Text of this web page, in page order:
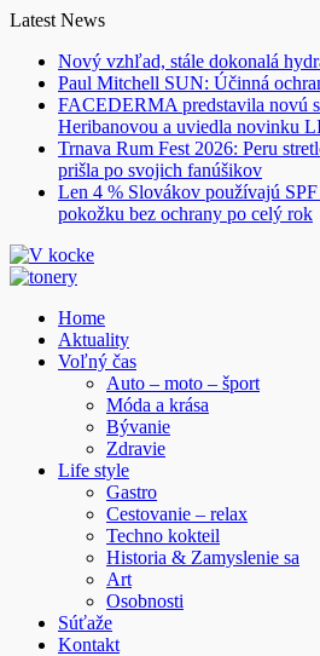
Skip
content
Latest News
Nový vzhľad, stále dokonalá
Paul Mitchell SUN: Účinná
FACEDERMA predstavila novú
Heribanovou a uviedla novinku
Trnava Rum Fest 2026: Peru
prišla po svojich fanúšikov
Len 4 % Slovákov používajú SPF
pokožku bez ochrany po celý rok
Home
Aktuality
Voľný čas
Auto – moto – šport
Móda a krása
Bývanie
Zdravie
Life style
Gastro
Cestovanie – relax
Techno kokteil
Historia & Zamyslenie sa
Art
Osobnosti
Súťaže
Kontakt